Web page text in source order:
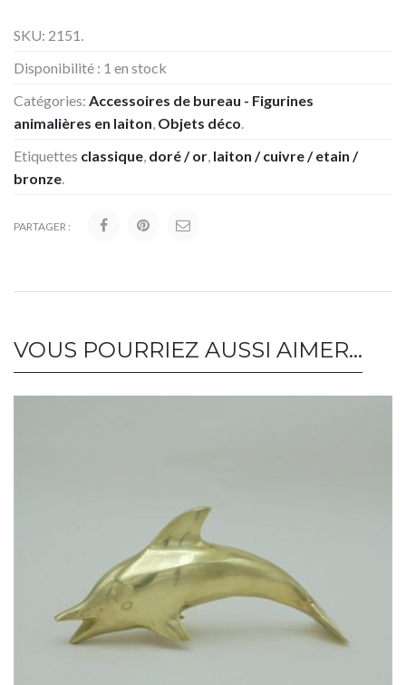
SKU: 2151
Disponibilité : 1 en stock
Catégories: Accessoires de bureau - Figurines
animalières en laiton Objets déco
Etiquettes classique doré / or laiton / cuivre / etain /
bronze
PARTAGER :
VOUS POURRIEZ AUSSI AIMER…